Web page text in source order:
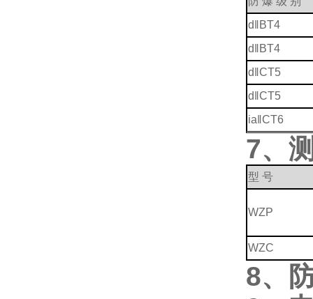
d‖BT4
d‖BT4
d‖CT5
d‖CT5
ia‖CT6
7、
型 号
WZP
WZC
8、